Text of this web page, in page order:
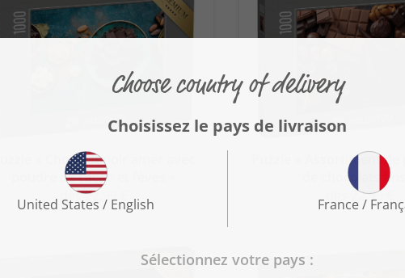
Puzzle « Chocolat noir amer avec
poudre de cacao et fèves »
dès 22,99 €
Puzzle « Assortiment de
de chocolats fins
dès 22,99 €